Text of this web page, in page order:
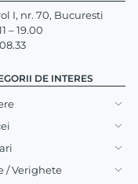
I, nr. 70, Bucuresti
– 19.00
DE INTERES
/ Verighete